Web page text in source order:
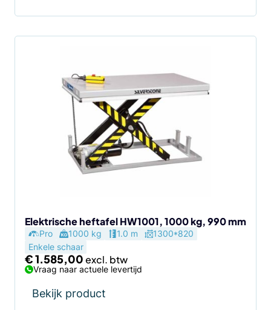
Elektrische heftafel HW1001, 1000 kg, 990 mm
Pro 1000 kg 1.0 m
1300*820
Enkele schaar
€1.585,00
Vraag naar actuele levertijd
Bekijk product